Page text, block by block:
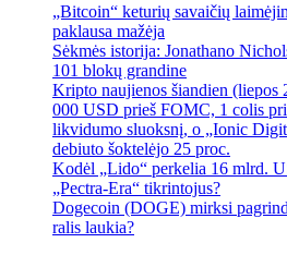
„Bitcoin“ keturių savaičių
paklausa mažėja
Sėkmės istorija: Jonathano
101 blokų grandine
Kripto naujienos šiandien (liepos
000 USD prieš FOMC, 1 colis
likvidumo sluoksnį, o „Ionic
debiuto šoktelėjo 25 proc.
Kodėl „Lido“ perkelia 16 mlrd.
„Pectra-Era“ tikrintojus?
Dogecoin (DOGE) mirksi
ralis laukia?